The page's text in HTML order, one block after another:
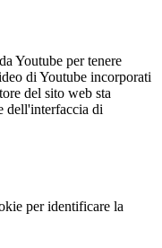
Youtube per tenere
di Youtube incorporati
del sito web sta
dell'interfaccia di
per identificare la